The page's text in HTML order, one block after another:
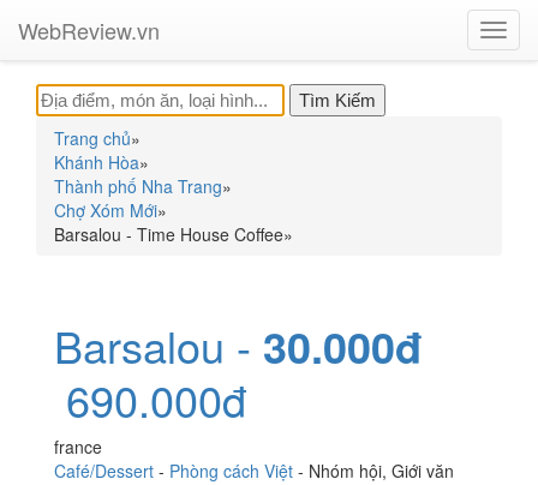
WebReview.vn
Trang chủ»
Khánh Hòa»
Thành phố Nha Trang»
Chợ Xóm Mới»
Barsalou - Time House Coffee»
Barsalou - 30.000đ
690.000đ
france
Café/Dessert - Phòng cách Việt - Nhóm hội, Giới văn